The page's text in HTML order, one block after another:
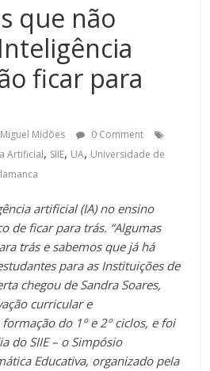
que não
ficar para
Miguel Midões
0 Comment
Artificial, SIIE, UA, Universidade de
artificial (IA) no ensino
de ficar para trás. “Algumas
trás e sabemos que já há
para as Instituições de
chegou de Sandra Soares,
curricular e
do 1º e 2º ciclos, e foi
do SIIE – o Simpósio
Educativa, organizado pela